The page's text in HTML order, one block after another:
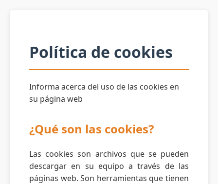
Política de cookies
Informa acerca del uso de las cookies en
su página web
¿Qué son las cookies?
Las cookies son archivos que se pueden
descargar en su equipo a través de las
páginas web. Son herramientas que tienen